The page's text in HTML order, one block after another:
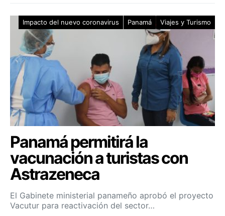
Impacto del nuevo coronavirus Panamá Viajes y Turismo
Panamá permitirá la
vacunación a turistas con
Astrazeneca
El Gabinete ministerial panameño aprobó el proyecto
Vacutur para reactivación del sector…